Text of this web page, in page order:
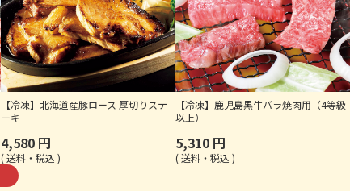
【冷凍】北海道産豚ロース 厚切りステ
ーキ
4,580
送料・税込
【冷凍】鹿児島黒牛バラ焼肉用（4等級
以上）
5,310
送料・税込